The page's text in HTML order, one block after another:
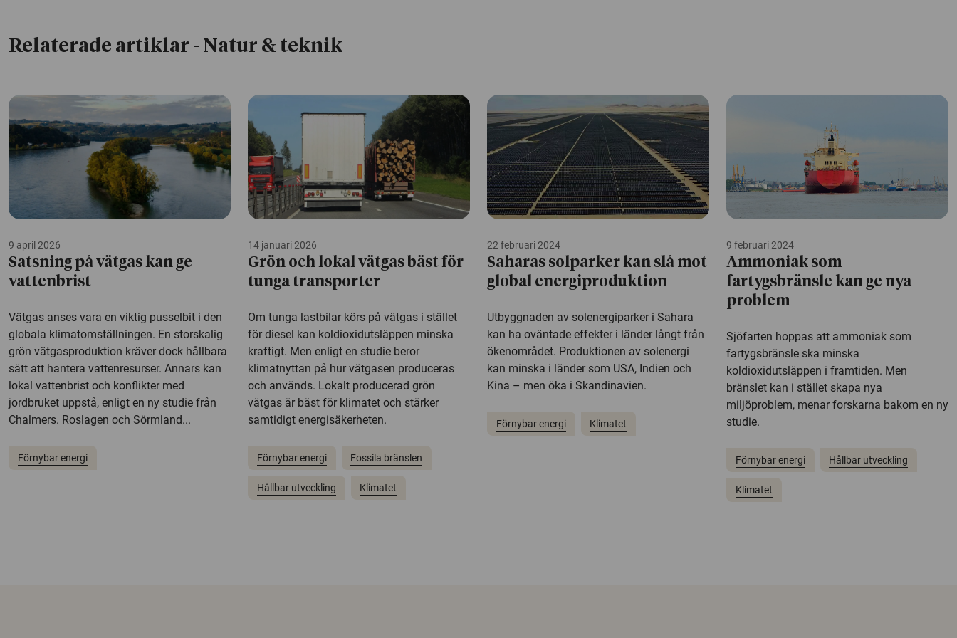
Relaterade artiklar - Natur & teknik
9 april 2026
Satsning på vätgas kan ge
vattenbrist
Vätgas anses vara en viktig pusselbit i den
globala klimatomställningen. En storskalig
grön vätgasproduktion kräver dock hållbara
sätt att hantera vattenresurser. Annars kan
lokal vattenbrist och konflikter med
jordbruket uppstå, enligt en ny studie från
Chalmers. Roslagen och Sörmland...
Förnybar energi
14 januari 2026
Grön och lokal vätgas bäst för
tunga transporter
Om tunga lastbilar körs på vätgas i stället
för diesel kan koldioxidutsläppen minska
kraftigt. Men enligt en studie beror
klimatnyttan på hur vätgasen produceras
och används. Lokalt producerad grön
vätgas är bäst för klimatet och stärker
samtidigt energisäkerheten.
Förnybar energi Fossila bränslen
Hållbar utveckling Klimatet
22 februari 2024
Saharas solparker kan slå mot
global energiproduktion
Utbyggnaden av solenergiparker i Sahara
kan ha oväntade effekter i länder långt från
ökenområdet. Produktionen av solenergi
kan minska i länder som USA, Indien och
Kina – men öka i Skandinavien.
Förnybar energi Klimatet
9 februari 2024
Ammoniak som
fartygsbränsle kan ge nya
problem
Sjöfarten hoppas att ammoniak som
fartygsbränsle ska minska
koldioxidutsläppen i framtiden. Men
bränslet kan i stället skapa nya
miljöproblem, menar forskarna bakom en ny
studie.
Förnybar energi Hållbar utveckling
Klimatet